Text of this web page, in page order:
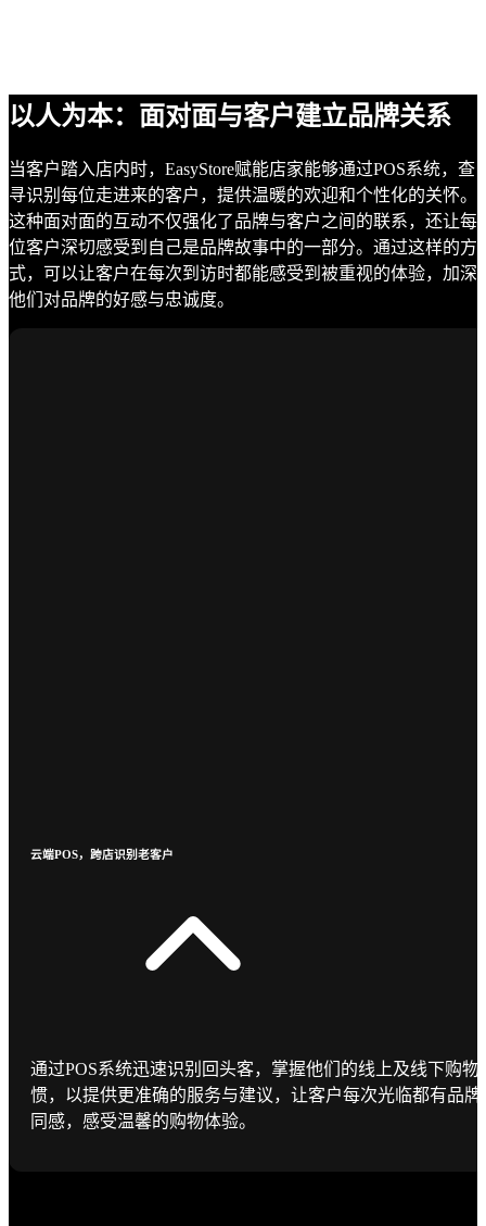
以人为本：面对面与客户建立品牌关系
当客户踏入店内时，EasyStore赋能店家能够通过POS系统，查
寻识别每位走进来的客户，提供温暖的欢迎和个性化的关怀。
这种面对面的互动不仅强化了品牌与客户之间的联系，还让每
位客户深切感受到自己是品牌故事中的一部分。通过这样的方
式，可以让客户在每次到访时都能感受到被重视的体验，加深
他们对品牌的好感与忠诚度。
云端POS，跨店识别老客户
通过POS系统迅速识别回头客，掌握他们的线上及线下购物
惯，以提供更准确的服务与建议，让客户每次光临都有品牌
同感，感受温馨的购物体验。